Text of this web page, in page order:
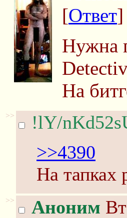
[Ответ]
Нужна
На
>> !lY/
>>4390
На тапках
>> Аноним